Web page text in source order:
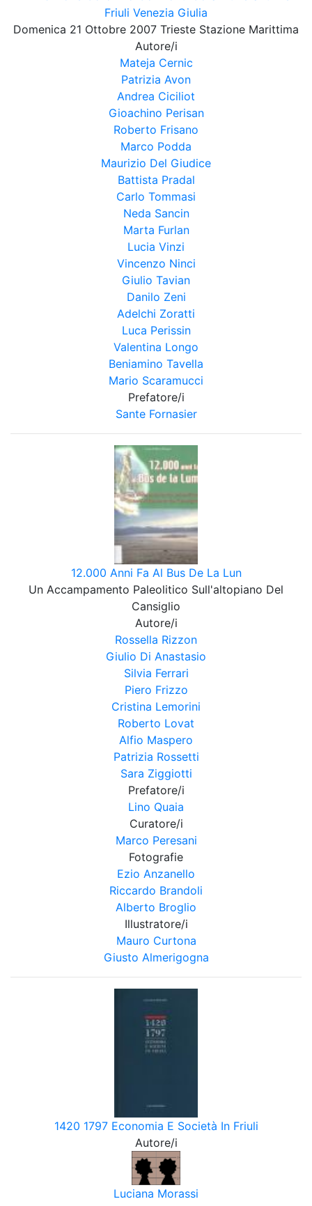
Friuli Venezia Giulia
Domenica 21 Ottobre 2007 Trieste Stazione Marittima
Autore/i
Mateja Cernic
Patrizia Avon
Andrea Ciciliot
Gioachino Perisan
Roberto Frisano
Marco Podda
Maurizio Del Giudice
Battista Pradal
Carlo Tommasi
Neda Sancin
Marta Furlan
Lucia Vinzi
Vincenzo Ninci
Giulio Tavian
Danilo Zeni
Adelchi Zoratti
Luca Perissin
Valentina Longo
Beniamino Tavella
Mario Scaramucci
Prefatore/i
Sante Fornasier
12.000 Anni Fa Al Bus De La Lun
Un Accampamento Paleolitico Sull'altopiano Del
Cansiglio
Autore/i
Rossella Rizzon
Giulio Di Anastasio
Silvia Ferrari
Piero Frizzo
Cristina Lemorini
Roberto Lovat
Alfio Maspero
Patrizia Rossetti
Sara Ziggiotti
Prefatore/i
Lino Quaia
Curatore/i
Marco Peresani
Fotografie
Ezio Anzanello
Riccardo Brandoli
Alberto Broglio
Illustratore/i
Mauro Curtona
Giusto Almerigogna
1420 1797 Economia E Società In Friuli
Autore/i
Luciana Morassi